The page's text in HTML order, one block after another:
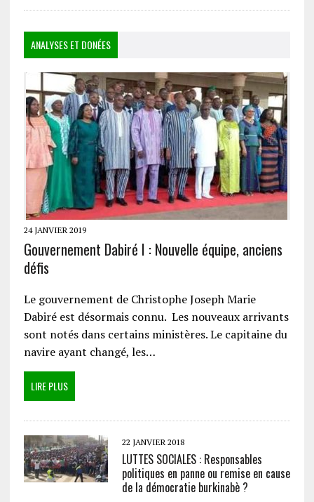
ANALYSES ET DONÉES
24 JANVIER 2019
Gouvernement Dabiré I : Nouvelle équipe, anciens
défis
Le gouvernement de Christophe Joseph Marie
Dabiré est désormais connu. Les nouveaux arrivants
sont notés dans certains ministères. Le capitaine du
navire ayant changé, les…
LIRE PLUS
22 JANVIER 2018
LUTTES SOCIALES : Responsables
politiques en panne ou remise en cause
de la démocratie burkinabè ?